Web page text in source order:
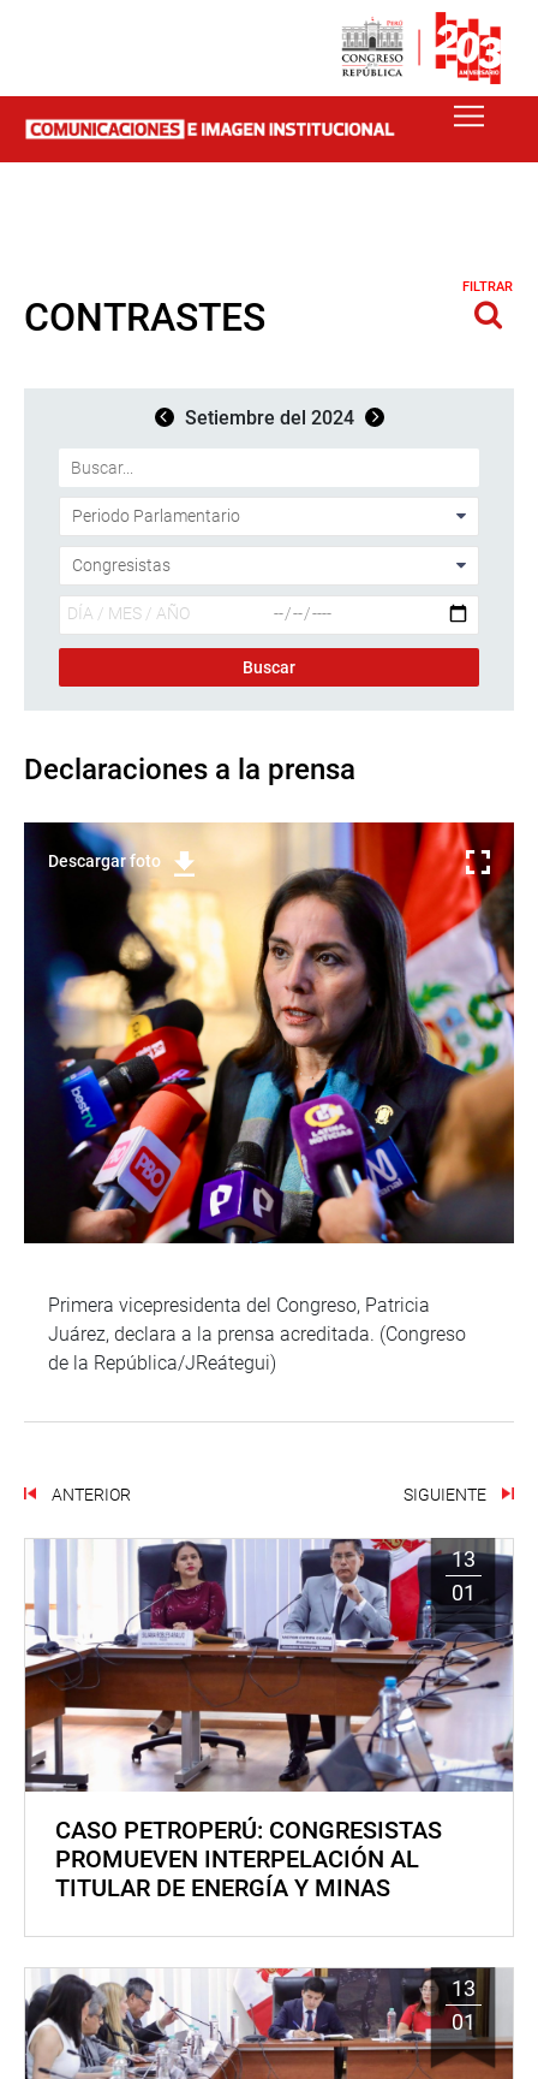
CONTRASTES
FILTRAR
Setiembre del 2024
Declaraciones a la prensa
Descargar foto
Primera vicepresidenta del Congreso, Patricia
Juárez, declara a la prensa acreditada. (Congreso
de la República/JReátegui)
ANTERIOR SIGUIENTE
13
01
CASO PETROPERÚ: CONGRESISTAS
PROMUEVEN INTERPELACIÓN AL
TITULAR DE ENERGÍA Y MINAS
13
01